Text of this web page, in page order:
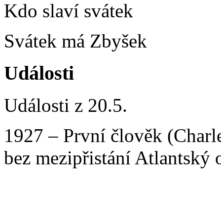
Kdo slaví svátek
Svátek má Zbyšek
Události
Události z 20.5.
1927 – První člověk
bez mezipřistání Atlantský